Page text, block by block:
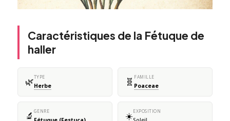
Caractéristiques de la Fétuque de
haller
🌿TYPE
Herbe 🧬 FAMILLE
Poaceae
🔬 GENRE ☀️EXPOSITION